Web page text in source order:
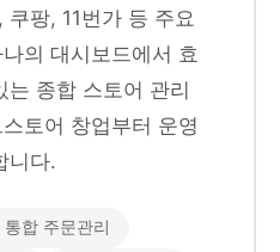
팡, 11번가 등 주요
의 대시보드에서 효
는 종합 스토어 관리
토어 창업부터 운영
니다.
통합 주문관리